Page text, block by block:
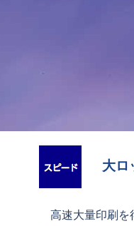
大ロ
高速大量印刷を